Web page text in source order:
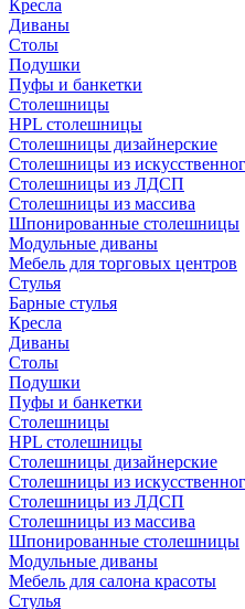
Кресла
Диваны
Столы
Подушки
Пуфы и банкетки
Столешницы
HPL столешницы
Столешницы дизайнерские
Столешницы из
Столешницы из ЛДСП
Столешницы из массива
Шпонированные столешницы
Модульные диваны
Мебель для торговых центров
Стулья
Барные стулья
Кресла
Диваны
Столы
Подушки
Пуфы и банкетки
Столешницы
HPL столешницы
Столешницы дизайнерские
Столешницы из
Столешницы из ЛДСП
Столешницы из массива
Шпонированные столешницы
Модульные диваны
Мебель для салона красоты
Стулья